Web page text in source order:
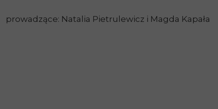
prowadzące: Natalia Pietrulewicz i Magda Kapała